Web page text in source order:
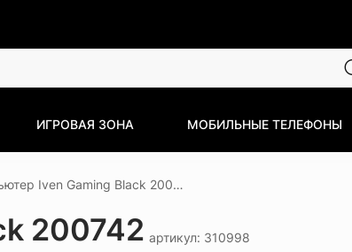
ИГРОВАЯ ЗОНА МОБИЛЬНЫЕ ТЕЛЕФОНЫ
Компьютер Iven Gaming Black 200742
200742 артикул: 310998